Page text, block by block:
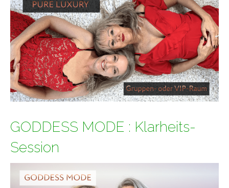
GODDESS MODE : Klarheits-
Session